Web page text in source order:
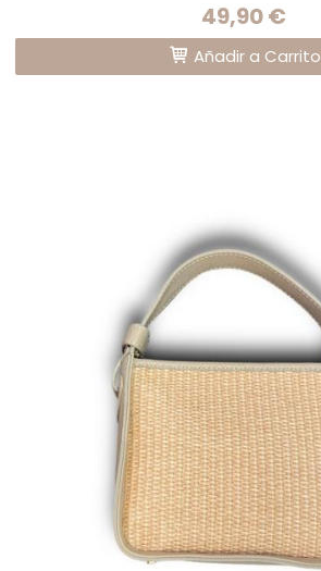
49,90 €
Añadir a Carrito